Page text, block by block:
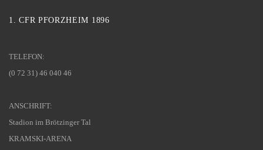
1. CFR PFORZHEIM 1896
TELEFON:
(0 72 31) 46 040 46
ANSCHRIFT:
Stadion im Brötzinger Tal
KRAMSKI-ARENA